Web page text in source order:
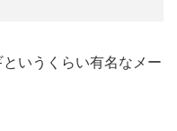
いうくらい有名なメー